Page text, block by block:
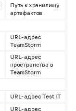
Путь к хранилищу
артефактов
URL-адрес
TeamStorm
URL-адрес
пространства в
TeamStorm
URL-адрес Test IT
URL-адрес